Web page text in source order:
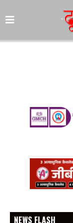
NEWS FLASH